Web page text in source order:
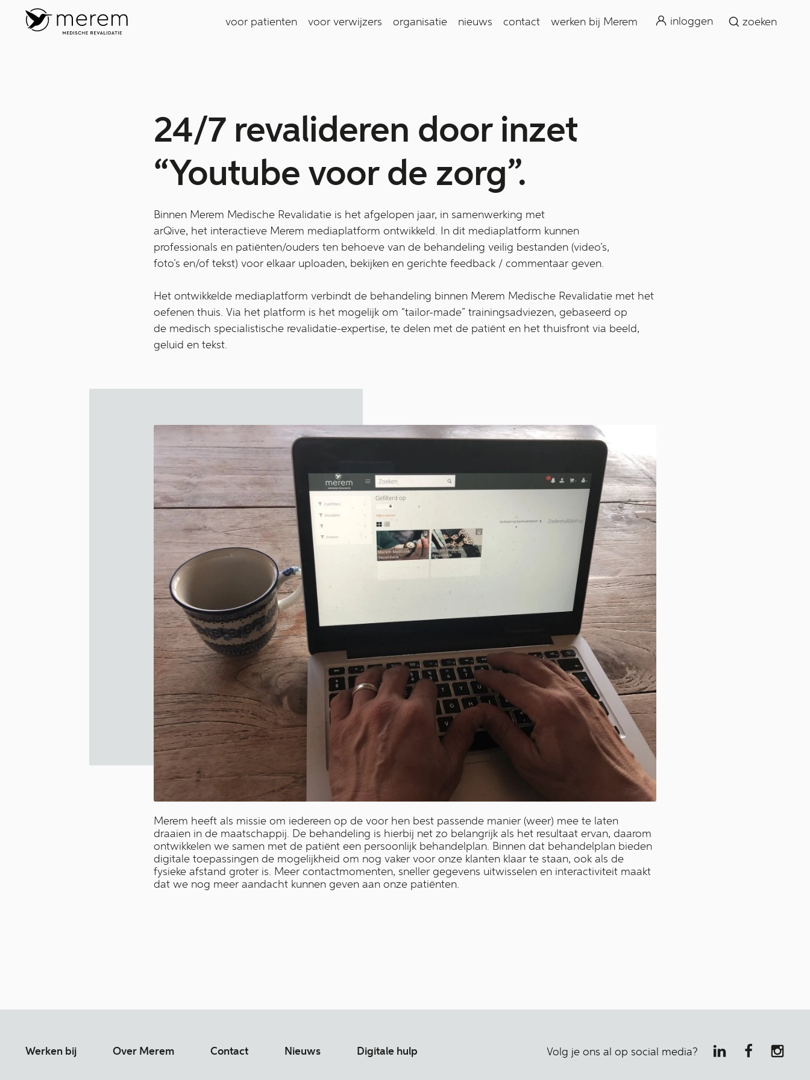
voor patienten voor verwijzers organisatie nieuws contact werken bij Merem inloggen zoeken
zoeken
24/7 revalideren door inzet
“Youtube voor de zorg”.
Binnen Merem Medische Revalidatie is het afgelopen jaar, in samenwerking met
arQive, het interactieve Merem mediaplatform ontwikkeld. In dit mediaplatform kunnen
professionals en patiënten/ouders ten behoeve van de behandeling veilig bestanden (video’s,
foto’s en/of tekst) voor elkaar uploaden, bekijken en gerichte feedback / commentaar geven.
Het ontwikkelde mediaplatform verbindt de behandeling binnen Merem Medische Revalidatie met het
oefenen thuis. Via het platform is het mogelijk om “tailor-made” trainingsadviezen, gebaseerd op
de medisch specialistische revalidatie-expertise, te delen met de patiënt en het thuisfront via beeld,
geluid en tekst.
Merem heeft als missie om iedereen op de voor hen best passende manier (weer) mee te laten
draaien in de maatschappij. De behandeling is hierbij net zo belangrijk als het resultaat ervan, daarom
ontwikkelen we samen met de patiënt een persoonlijk behandelplan. Binnen dat behandelplan bieden
digitale toepassingen de mogelijkheid om nog vaker voor onze klanten klaar te staan, ook als de
fysieke afstand groter is. Meer contactmomenten, sneller gegevens uitwisselen en interactiviteit maakt
dat we nog meer aandacht kunnen geven aan onze patiënten.
Werken bij Over Merem Contact Nieuws Digitale hulp Volg je ons al op social media?